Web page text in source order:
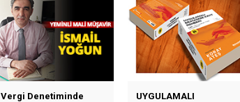
Vergi Denetiminde
UYGULAMALI